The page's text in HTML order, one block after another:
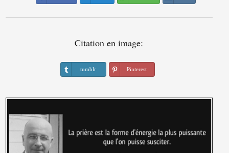
Citation en image:
tumblr Pinterest